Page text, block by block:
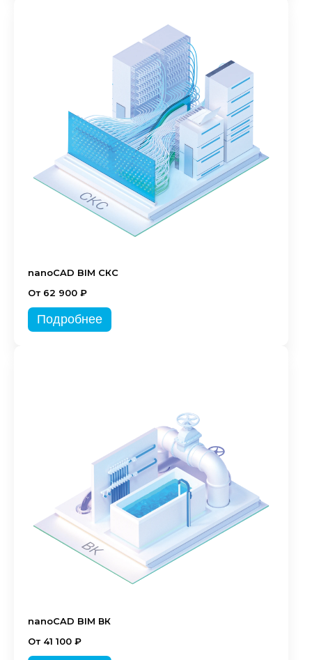
nanoCAD BIM СКС
От 62 900 ₽
Подробнее
nanoCAD BIM ВК
От 41 100 ₽